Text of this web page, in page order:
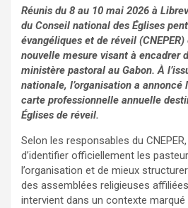
Réunis du 8 au 10 mai 2026 à
du Conseil national des Églises
évangéliques et de réveil
nouvelle mesure visant à encadrer
ministère pastoral au Gabon. À
nationale, l’organisation a annoncé
carte professionnelle annuelle
Églises de réveil.
Selon les responsables du
d’identifier officiellement les
l’organisation et de mieux
des assemblées religieuses
intervient dans un contexte